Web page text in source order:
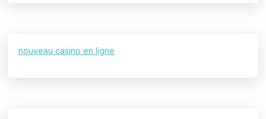
nouveau casino en ligne